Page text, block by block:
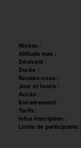
Niveau :
Altitude max :
Dénivelé :
Durée :
Rendez-vous :
Jour et heure :
Accès :
Encadrement :
Tarifs :
Infos inscription :
Limite de participants :